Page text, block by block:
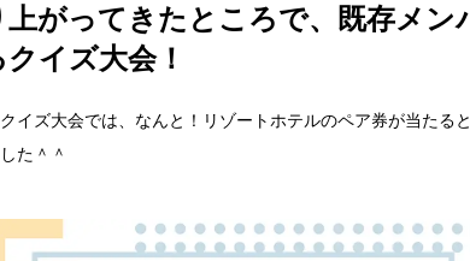
上がってきたところで、既存メ
イズ大会！
イズ大会では、なんと！リゾートホテルのペア券が当たる
た＾＾